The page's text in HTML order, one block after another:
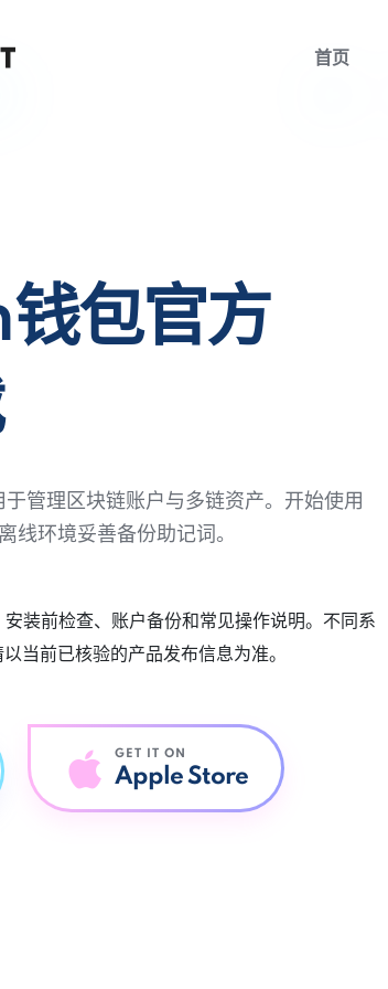
首页
包官方
管理区块链账户与多链资产。开始使用
线环境妥善备份助记词。
装前检查、账户备份和常见操作说明。不同系
当前已核验的产品发布信息为准。
GET IT ON
Apple Store